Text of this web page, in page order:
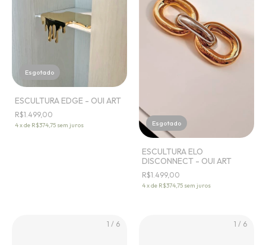
Esgotado
ESCULTURA EDGE - OUI ART
R$1.499,00
4xde R$374,75 sem juros Esgotado
ESCULTURA ELO
DISCONNECT - OUI ART
R$1.499,00
4xde R$374,75 sem juros
1 / 6 1 / 6